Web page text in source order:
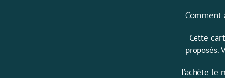
Cette
proposés.
J’achète le